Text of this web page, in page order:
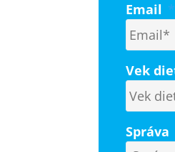
Email *
Vek
Správa